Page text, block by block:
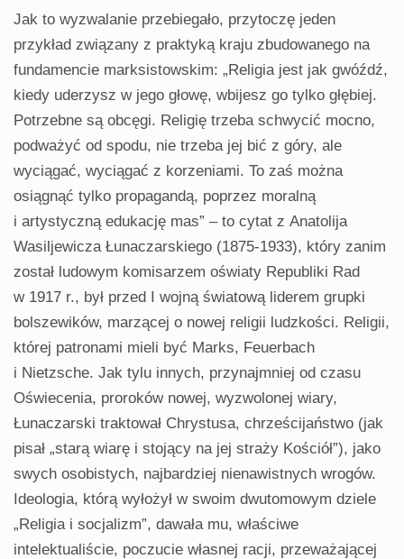
Jak to wyzwalanie przebiegało, przytoczę jeden
przykład związany z praktyką kraju zbudowanego na
fundamencie marksistowskim: „Religia jest jak gwóźdź,
kiedy uderzysz w jego głowę, wbijesz go tylko głębiej.
Potrzebne są obcęgi. Religię trzeba schwycić mocno,
podważyć od spodu, nie trzeba jej bić z góry, ale
wyciągać, wyciągać z korzeniami. To zaś można
osiągnąć tylko propagandą, poprzez moralną
i artystyczną edukację mas” – to cytat z Anatolija
Wasiljewicza Łunaczarskiego (1875-1933), który zanim
został ludowym komisarzem oświaty Republiki Rad
w 1917 r., był przed I wojną światową liderem grupki
bolszewików, marzącej o nowej religii ludzkości. Religii,
której patronami mieli być Marks, Feuerbach
i Nietzsche. Jak tylu innych, przynajmniej od czasu
Oświecenia, proroków nowej, wyzwolonej wiary,
Łunaczarski traktował Chrystusa, chrześcijaństwo (jak
pisał „starą wiarę i stojący na jej straży Kościół”), jako
swych osobistych, najbardziej nienawistnych wrogów.
Ideologia, którą wyłożył w swoim dwutomowym dziele
„Religia i socjalizm”, dawała mu, właściwe
intelektualiście, poczucie własnej racji, przeważającej